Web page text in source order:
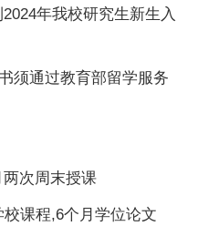
年我校研究生新生入
须通过教育部留学服务
次周末授课
课程,6个月学位论文